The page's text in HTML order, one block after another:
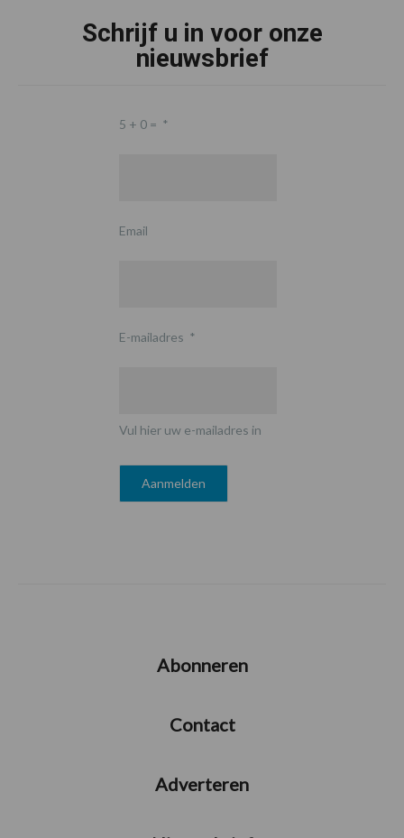
Schrijf u in voor onze
nieuwsbrief
5 + 0 = *
Email
E-mailadres *
Vul hier uw e-mailadres in
Abonneren
Contact
Adverteren